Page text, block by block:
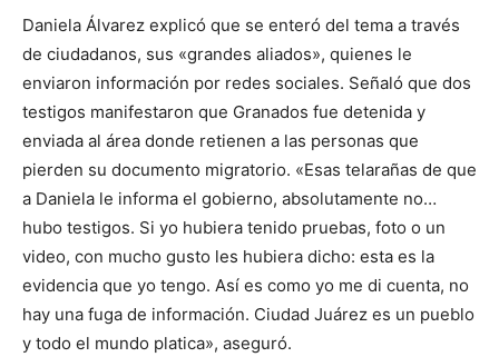
Daniela Álvarez explicó que se enteró del tema a través
de ciudadanos, sus «grandes aliados», quienes le
enviaron información por redes sociales. Señaló que dos
testigos manifestaron que Granados fue detenida y
enviada al área donde retienen a las personas que
pierden su documento migratorio. «Esas telarañas de que
a Daniela le informa el gobierno, absolutamente no…
hubo testigos. Si yo hubiera tenido pruebas, foto o un
video, con mucho gusto les hubiera dicho: esta es la
evidencia que yo tengo. Así es como yo me di cuenta, no
hay una fuga de información. Ciudad Juárez es un pueblo
y todo el mundo platica», aseguró.